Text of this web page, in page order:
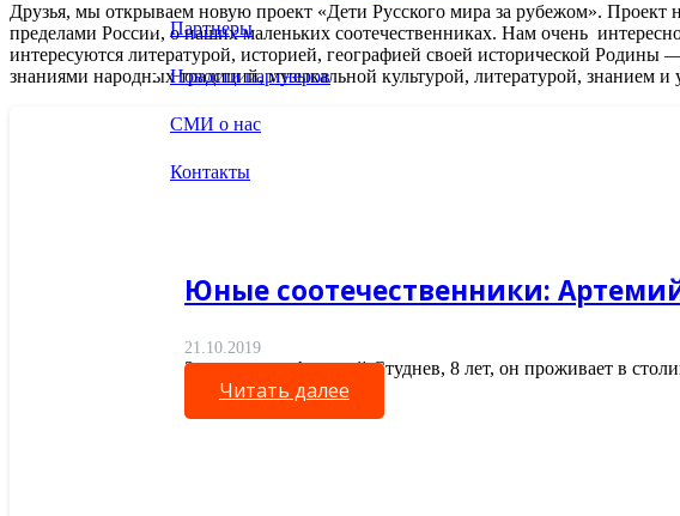
Партнеры
Новости партнеров
СМИ о нас
Контакты
Друзья, мы открываем новую проект «Дети Русского мира за рубежом».
пределами России, о наших маленьких соотечественниках. Нам очень
интересуются литературой, историей, географией своей исторической
знаниями народных традиций, музыкальной культурой, литературой, знанием
Юные соотечественники:
21.10.2019
Знакомьтесь, Артемий Студнев, 8 лет, он проживает в
Читать далее